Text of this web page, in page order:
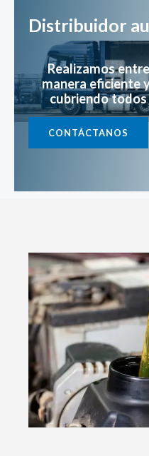
Distribuidor
Realizamos
manera eficiente
cubriendo todos
CONTÁCTANOS